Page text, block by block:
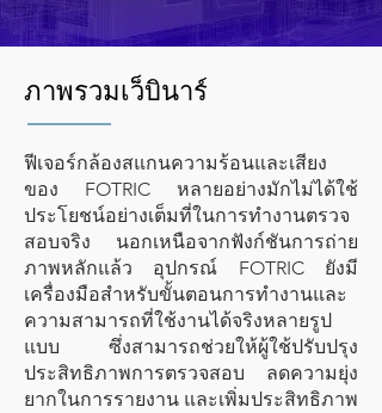
ภาพรวมเว็บินาร์
ฟีเจอร์กล้องสแกนความร้อนและเสียง
ของ FOTRIC หลายอย่างมักไม่ได้ใช้
ประโยชน์อย่างเต็มที่ในการทำงานตรวจ
สอบจริง นอกเหนือจากฟังก์ชันการถ่าย
ภาพหลักแล้ว อุปกรณ์ FOTRIC ยังมี
เครื่องมือสำหรับขั้นตอนการทำงานและ
ความสามารถที่ใช้งานได้จริงหลายรูป
แบบ ซึ่งสามารถช่วยให้ผู้ใช้ปรับปรุง
ประสิทธิภาพการตรวจสอบ ลดความยุ่ง
ยากในการรายงาน และเพิ่มประสิทธิภาพ